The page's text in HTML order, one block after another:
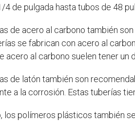
4 de pulgada hasta tubos de 48
de acero al carbono también
se fabrican con acero al
acero al carbono suelen tener un
de latón también son
a la corrosión. Estas tuberías
los polímeros plásticos también